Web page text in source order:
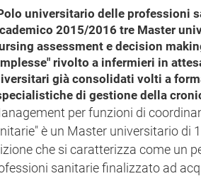
universitario delle professioni
2015/2016 tre Master
assessment e decision
rivolto a infermieri in
già consolidati volti a
di gestione della
per funzioni di
è un Master universitario di
che si caratterizza come un
sanitarie finalizzato ad